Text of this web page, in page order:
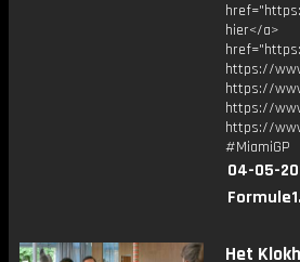
hier</
https://
https://
https://
https://
#MiamiGP
04-05-
Het